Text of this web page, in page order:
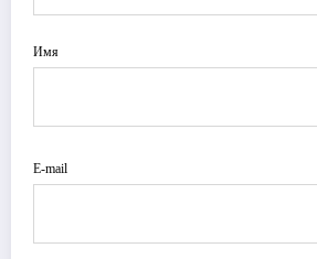
Имя
E-mail